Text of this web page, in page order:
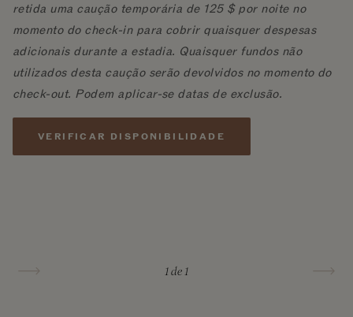
retida uma caução temporária de 125 $ por noite no
momento do check-in para cobrir quaisquer despesas
adicionais durante a estadia. Quaisquer fundos não
utilizados desta caução serão devolvidos no momento do
check-out. Podem aplicar-se datas de exclusão.
VERIFICAR DISPONIBILIDADE
1de 1